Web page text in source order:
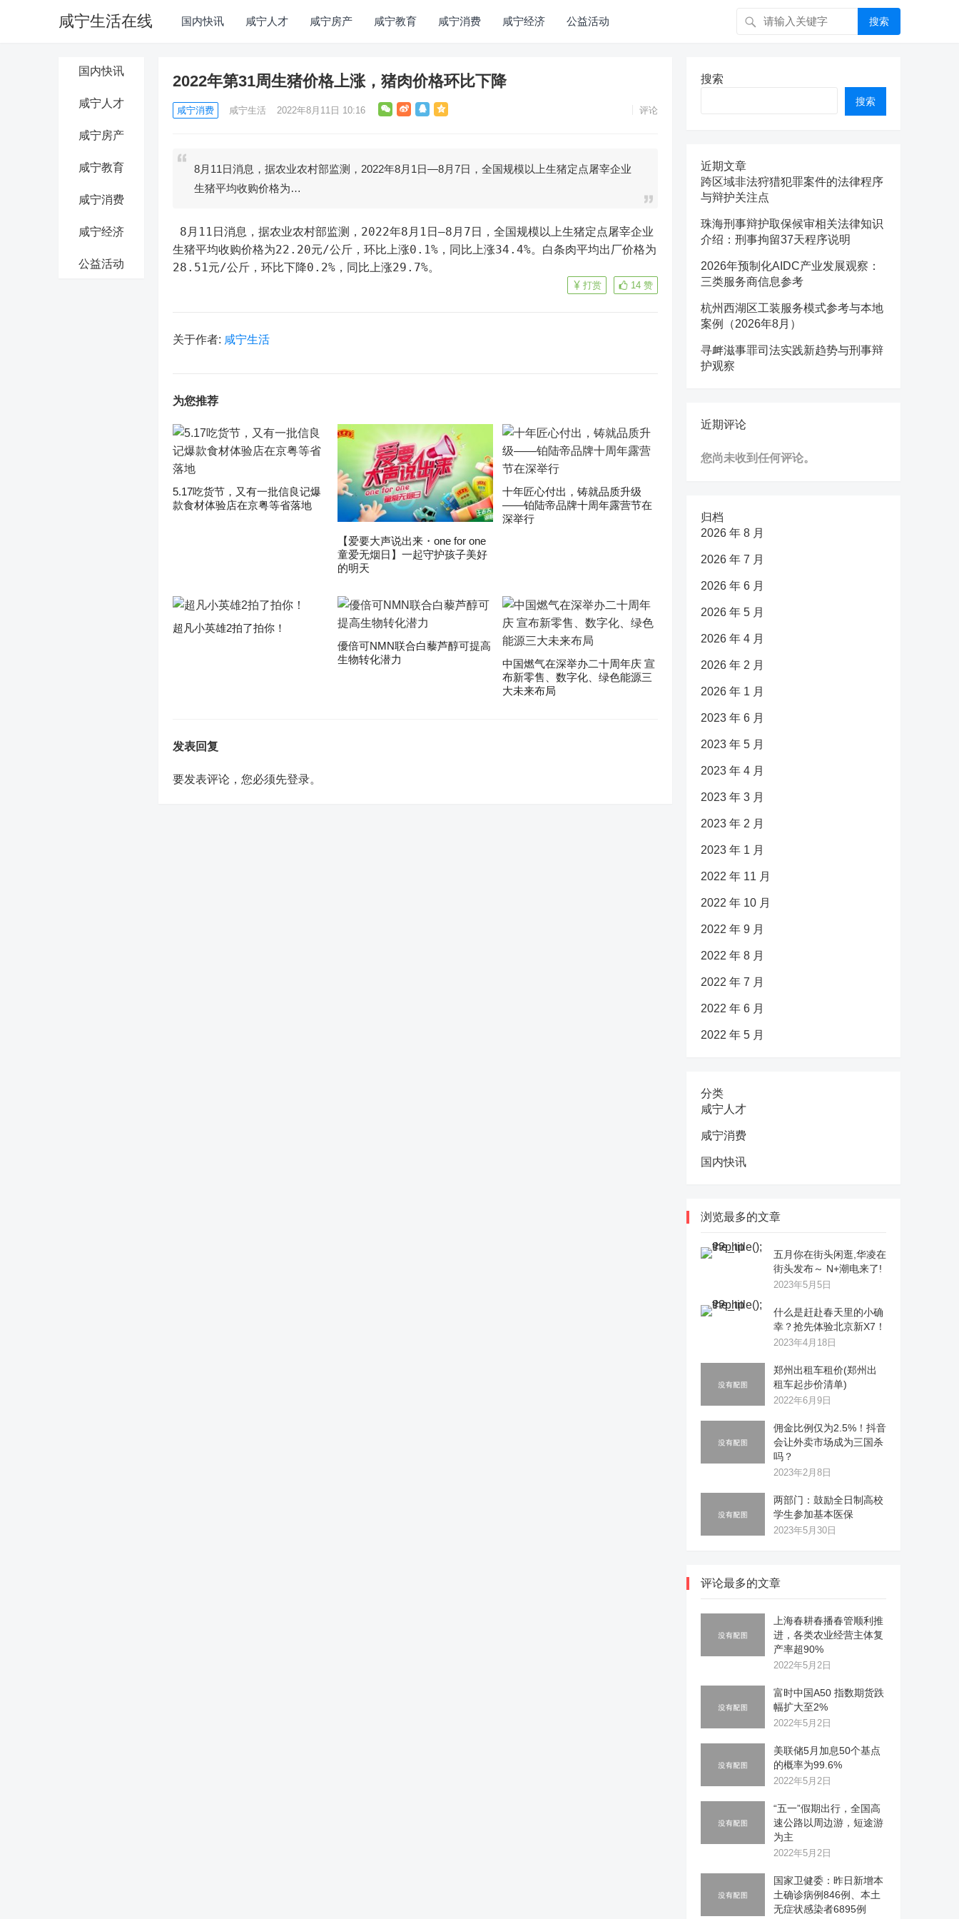
咸宁生活在线 国内快讯 咸宁人才 咸宁房产 咸宁教育 咸宁消费 咸宁经济 公益活动 搜索
国内快讯
咸宁人才
咸宁房产
咸宁教育
咸宁消费
咸宁经济
公益活动
2022年第31周生猪价格上涨，猪肉价格环比下降
咸宁消费 咸宁生活 2022年8月11日 10:16 评论
8月11日消息，据农业农村部监测，2022年8月1日—8月7日，全国规模以上生猪定点屠宰企业
生猪平均收购价格为…
生猪平均收购价格为22.20元/公斤，环比上涨0.1%，同比上涨34.4%。白条肉平均出厂价格为
28.51元/公斤，环比下降0.2%，同比上涨29.7%。
14 赞
打赏
关于作者: 咸宁生活
为您推荐
5.17吃货节，又有一批信良记爆
款食材体验店在京粤等省落地
【爱要大声说出来・one for one
童爱无烟日】一起守护孩子美好
的明天
十年匠心付出，铸就品质升级
——铂陆帝品牌十周年露营节在
深举行
超凡小英雄2拍了拍你！
優倍可NMN联合白藜芦醇可提高
生物转化潜力
中国燃气在深举办二十周年庆 宣
布新零售、数字化、绿色能源三
大未来布局
发表回复
要发表评论，您必须先登录。
搜索
搜索
近期文章
跨区域非法狩猎犯罪案件的法律程序
与辩护关注点
珠海刑事辩护取保候审相关法律知识
介绍：刑事拘留37天程序说明
2026年预制化AIDC产业发展观察：
三类服务商信息参考
杭州西湖区工装服务模式参考与本地
案例（2026年8月）
寻衅滋事罪司法实践新趋势与刑事辩
护观察
近期评论
您尚未收到任何评论。
归档
2026 年 8 月
2026 年 7 月
2026 年 6 月
2026 年 5 月
2026 年 4 月
2026 年 2 月
2026 年 1 月
2023 年 6 月
2023 年 5 月
2023 年 4 月
2023 年 3 月
2023 年 2 月
2023 年 1 月
2022 年 11 月
2022 年 10 月
2022 年 9 月
2022 年 8 月
2022 年 7 月
2022 年 6 月
2022 年 5 月
分类
咸宁人才
咸宁消费
国内快讯
浏览最多的文章
五月你在街头闲逛,华凌在
街头发布～ N+潮电来了!
2023年5月5日
什么是赶赴春天里的小确
幸？抢先体验北京新X7！
2023年4月18日
郑州出租车租价(郑州出
租车起步价清单)
2022年6月9日
佣金比例仅为2.5%！抖音
会让外卖市场成为三国杀
吗？
2023年2月8日
两部门：鼓励全日制高校
学生参加基本医保
2023年5月30日
评论最多的文章
上海春耕春播春管顺利推
进，各类农业经营主体复
产率超90%
2022年5月2日
富时中国A50 指数期货跌
幅扩大至2%
2022年5月2日
美联储5月加息50个基点
的概率为99.6%
2022年5月2日
“五一”假期出行，全国高
速公路以周边游，短途游
为主
2022年5月2日
国家卫健委：昨日新增本
土确诊病例846例、本土
无症状感染者6895例